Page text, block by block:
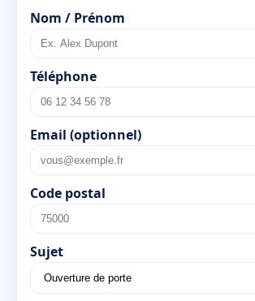
Nom / Prénom
Téléphone
Email (optionnel)
Code postal
Sujet